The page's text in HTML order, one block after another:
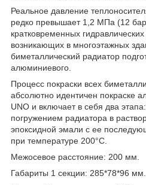
Реальное давление
редко превышает 1,2 МПа (12
кратковременных
возникающих в многоэтажных
биметаллический радиатор
алюминиевого.
Процесс покраски всех
абсолютно идентичен покраске
UNO и включает в себя два
погружением радиатора в
эпоксидной эмали с ее
при температуре 200°С.
Межосевое расстояние: 200 мм.
Габариты 1 секции: 285*78*96 мм.